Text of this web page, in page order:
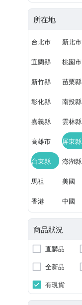
所在地
台北市 新北市
宜蘭縣 桃園市
新竹縣 苗栗縣
彰化縣 南投縣
嘉義縣 雲林縣
高雄市 屏東縣
台東縣 澎湖縣
馬祖 美國
香港 中國
商品狀況
直購品
全新品
有現貨